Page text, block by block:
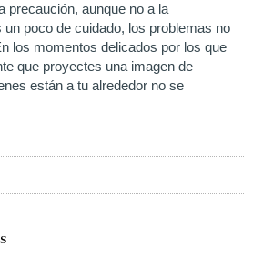
precaución, aunque no a la
un poco de cuidado, los problemas no
los momentos delicados por los que
que proyectes una imagen de
están a tu alrededor no se